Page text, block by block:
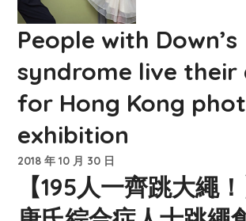
People with Down’s
syndrome live their
for Hong Kong
exhibition
2018 年 10 月 30 日
【195人一齊跳大繩！